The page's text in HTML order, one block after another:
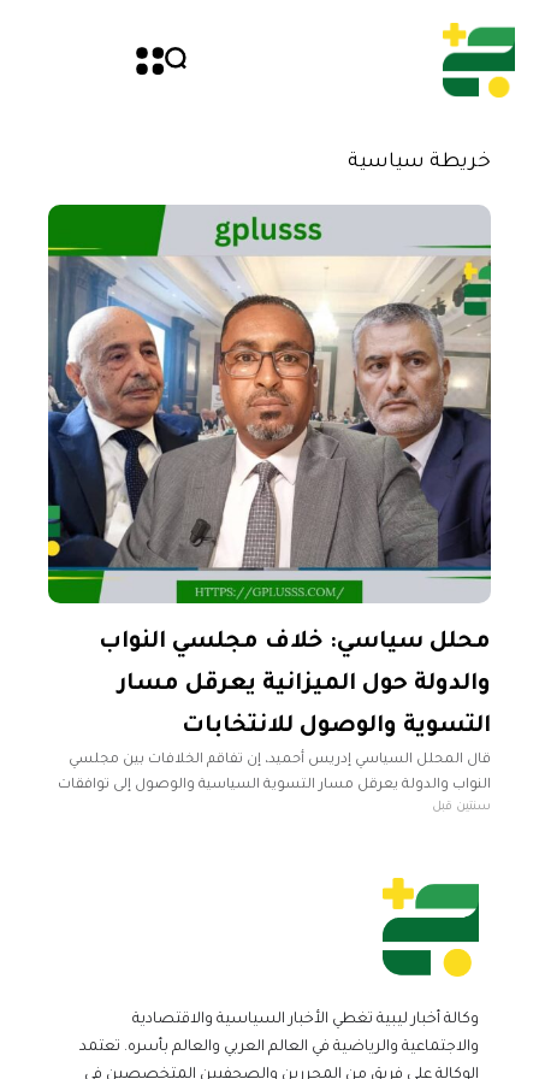
خريطة سياسية
محلل سياسي: خلاف مجلسي النواب
والدولة حول الميزانية يعرقل مسار
التسوية والوصول للانتخابات
قال المحلل السياسي إدريس أحميد، إن تفاقم الخلافات بين مجلسي
النواب والدولة يعرقل مسار التسوية السياسية والوصول إلى توافقات
تفضي إلى إجراء الانتخابات. وأضاف أحميد في تصريحات نقلتها منصة
سنتين قبل
وكالة أخبار ليبية تغطي الأخبار السياسية والاقتصادية
والاجتماعية والرياضية في العالم العربي والعالم بأسره. تعتمد
الوكالة على فريق من المحررين والصحفيين المتخصصين في